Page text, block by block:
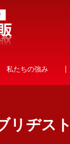
私たちの強み
リヂス